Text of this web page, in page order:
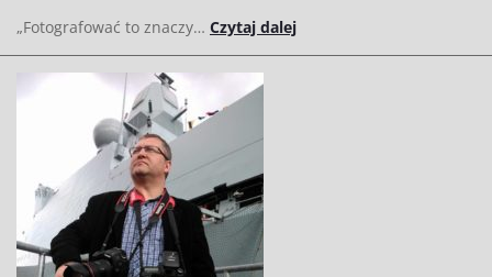
„Fotografować to znaczy… Czytaj dalej